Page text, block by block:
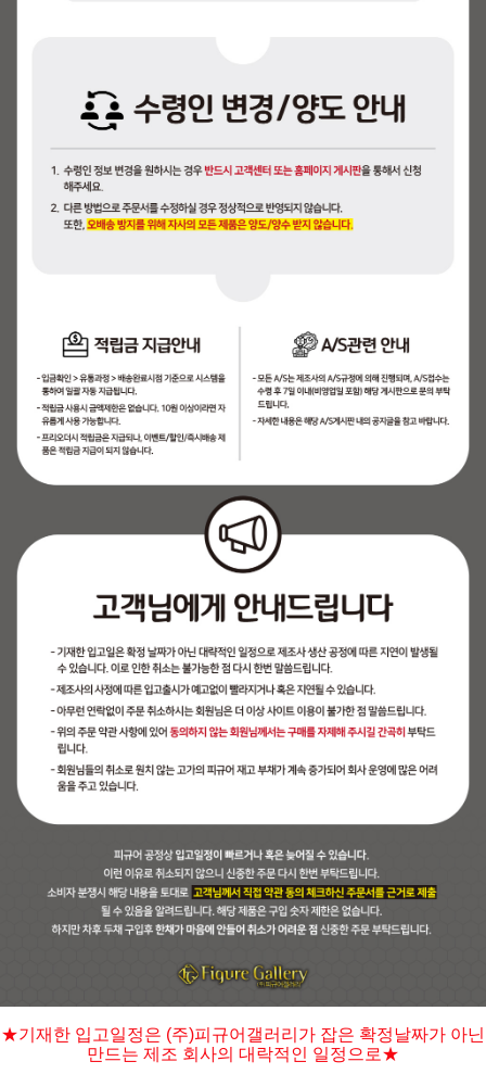
★기재한 입고일정은 (주)피규어갤러리가 잡은 확정날짜가 아닌
만드는 제조 회사의 대락적인 일정으로★